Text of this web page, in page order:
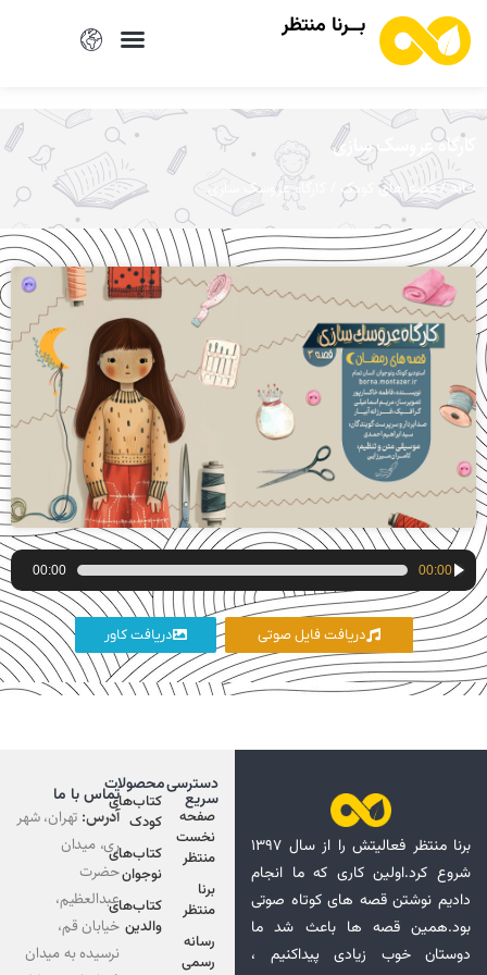
بــرنا منتظر
کارگاه عروسک سازی
خانه/قصه های کودک / کارگاه عروسک سازی
پخش‌کننده
صوت
00:00
00:00
دریافت فایل صوتی دریافت کاور
برنا منتظر فعالیتش را از سال ۱۳۹۷
شروع کرد.اولین کاری که ما انجام
دادیم نوشتن قصه های کوتاه صوتی
بود.همین قصه ها باعث شد ما
دوستان خوب زیادی پیداکنیم ،
دسترسی
سریع
صفحه
نخست
منتظر
برنا
منتظر
رسانه
رسمی
محصولات
کتاب‌های
کودک
کتاب‌های
نوجوان
کتاب‌های
والدین
تماس با ما
آدرس: تهران، شهر
ری، میدان
حضرت
عبدالعظیم،
خیابان قم،
نرسیده به میدان